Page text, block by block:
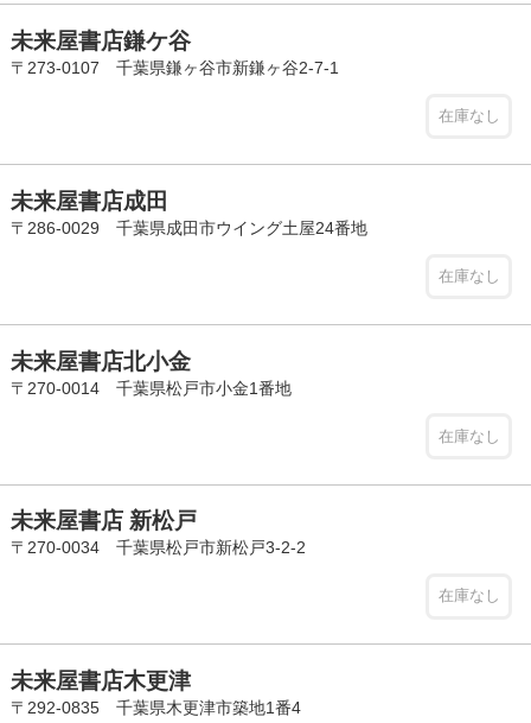
未来屋書店鎌ケ谷
〒273-0107 千葉県鎌ヶ谷市新鎌ヶ谷2-7-1
在庫なし
未来屋書店成田
〒286-0029 千葉県成田市ウイング土屋24番地
在庫なし
未来屋書店北小金
〒270-0014 千葉県松戸市小金1番地
在庫なし
未来屋書店 新松戸
〒270-0034 千葉県松戸市新松戸3-2-2
在庫なし
未来屋書店木更津
〒292-0835 千葉県木更津市築地1番4